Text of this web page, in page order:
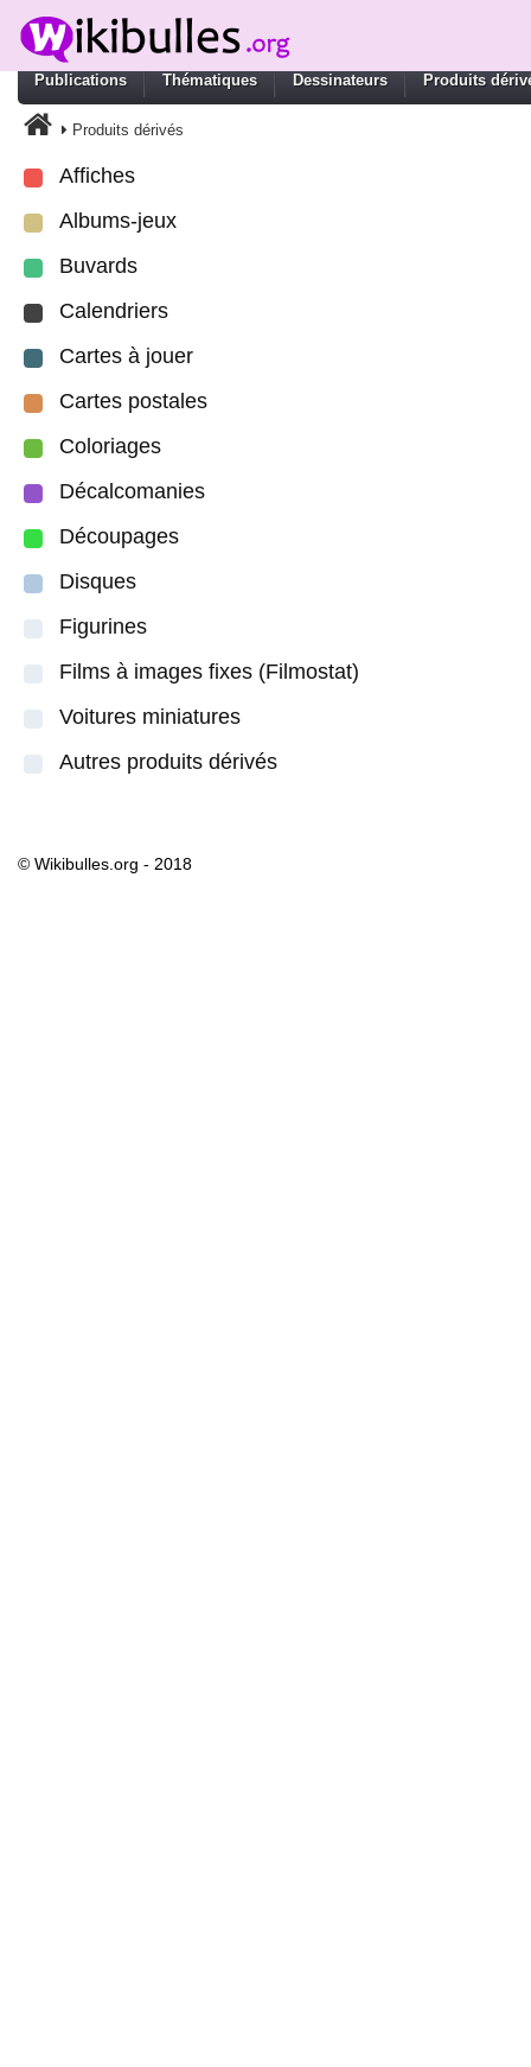
Publications Thématiques Dessinateurs Produits
Produits dérivés
Affiches
Albums-jeux
Buvards
Calendriers
Cartes à jouer
Cartes postales
Coloriages
Décalcomanies
Découpages
Disques
Figurines
Films à images fixes (Filmostat)
Voitures miniatures
Autres produits dérivés
© Wikibulles.org - 2018